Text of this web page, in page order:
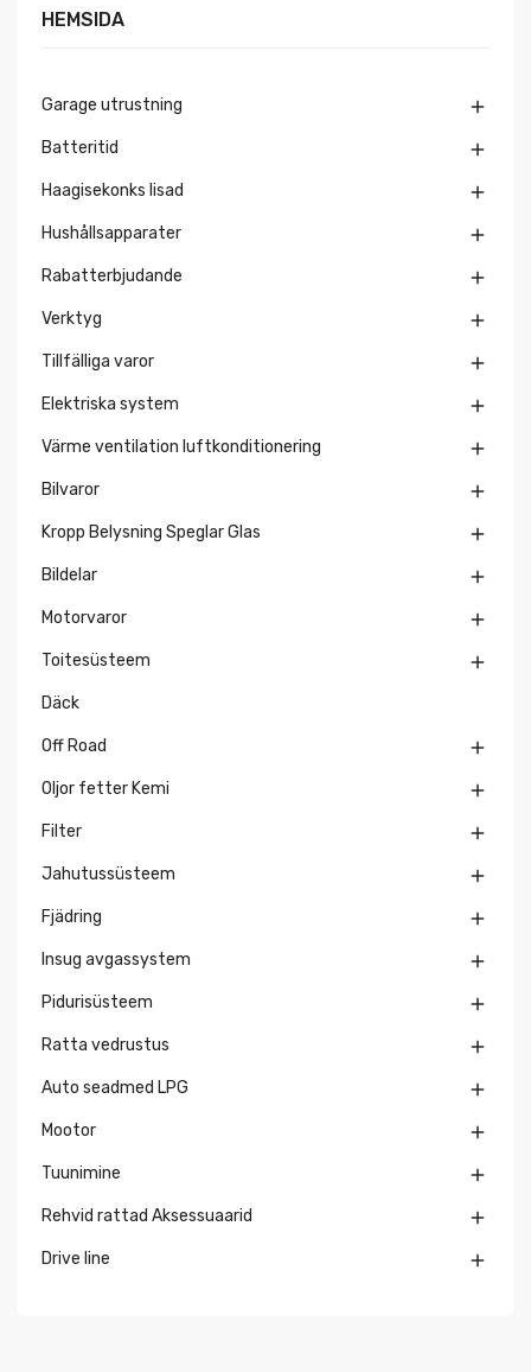
HEMSIDA
Garage utrustning 
Batteritid 
Haagisekonks lisad 
Hushållsapparater 
Rabatterbjudande 
Verktyg 
Tillfälliga varor 
Elektriska system 
Värme ventilation luftkonditionering 
Bilvaror 
Kropp Belysning Speglar Glas 
Bildelar 
Motorvaror 
Toitesüsteem 
Däck
Off Road 
Oljor fetter Kemi 
Filter 
Jahutussüsteem 
Fjädring 
Insug avgassystem 
Pidurisüsteem 
Ratta vedrustus 
Auto seadmed LPG 
Mootor 
Tuunimine 
Rehvid rattad Aksessuaarid 
Drive line 